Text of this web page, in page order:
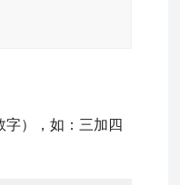
字），如：三加四